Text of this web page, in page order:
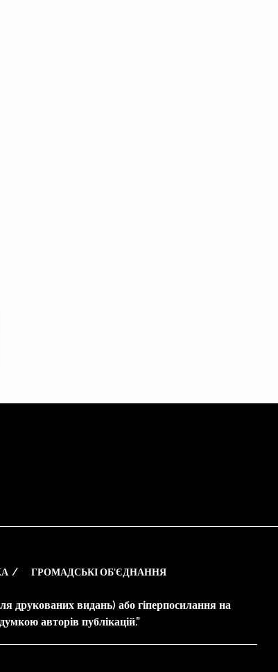
ГРОМАДСЬКІ ОБ’ЄДНАННЯ
друкованих видань) або гіперпосилання на
авторів публікацій.”